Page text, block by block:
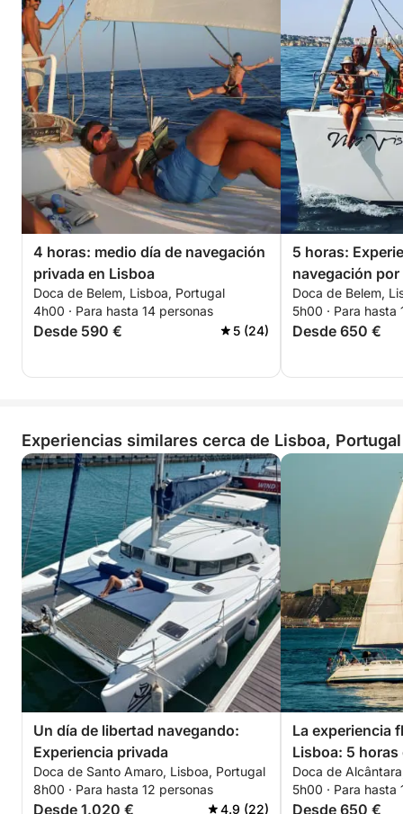
4 horas: medio día de navegación
privada en Lisboa
Doca de Belem, Lisboa, Portugal
4h00 · Para hasta 14 personas
Desde 590 € 5 (24)
5 horas:
navegación
Doca de Belem,
5h00 · Para hasta
Desde 650 €
Experiencias similares cerca de Lisboa, Portugal
Un día de libertad navegando:
Experiencia privada
Doca de Santo Amaro, Lisboa, Portugal
8h00 · Para hasta 12 personas
Desde 1.020 € 4.9 (22)
La experiencia
Lisboa: 5
Doca de
5h00 · Para hasta
Desde 650 €